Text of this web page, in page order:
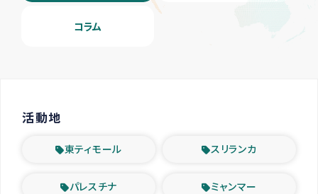
コラム
活動地
東ティモール スリランカ
パレスチナ ミャンマー